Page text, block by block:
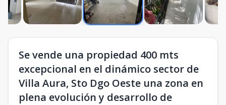
Se vende una propiedad 400 mts
excepcional en el dinámico sector de
Villa Aura, Sto Dgo Oeste una zona en
plena evolución y desarrollo de